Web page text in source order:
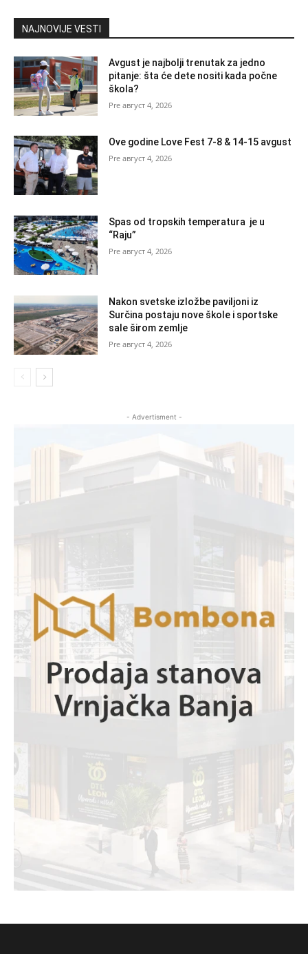
NAJNOVIJE VESTI
Avgust je najbolji trenutak za jedno
pitanje: šta će dete nositi kada počne
škola?
август 4, 2026
Ove godine Love Fest 7-8 & 14-15 avgust
август 4, 2026
Spas od tropskih temperatura je u
“Raju”
август 4, 2026
Nakon svetske izložbe paviljoni iz
Surčina postaju nove škole i sportske
sale širom zemlje
август 4, 2026
- Advertisment -